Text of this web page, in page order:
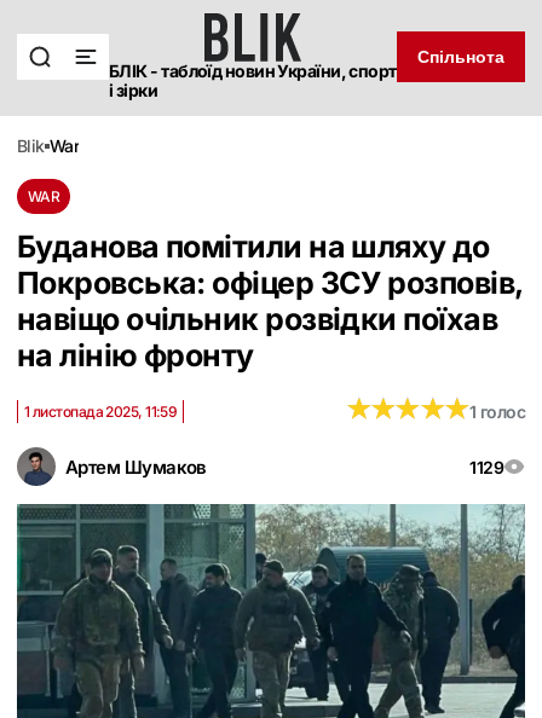
БЛІК - таблоїд новин України, спорт
і зірки
Спільнота
blik war
WAR
Буданова помітили на шляху до
Покровська: офіцер ЗСУ розповів,
навіщо очільник розвідки поїхав
на лінію фронту
Артем Шумаков 1129
1 листопада 2025, 11:59 ★★★★★
★★★★★1 голос